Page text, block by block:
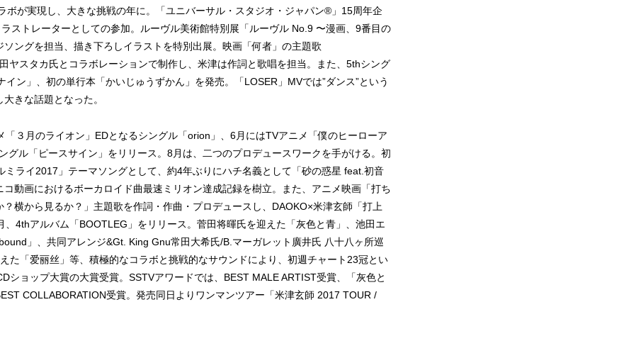
ボが実現し、大きな挑戦の年に。「ユニバーサル・スタジオ・ジャパン®︎」15周年企
ラストレーターとしての参加。ルーヴル美術館特別展「ルーヴル No.9 〜漫画、9番目の
ングを担当、描き下ろしイラストを特別出展。映画「何者」の主題歌
ヤスタカ氏とコラボレーションで制作し、米津は作詞と歌唱を担当。また、5thシング
イン」、初の単行本「かいじゅうずかん」を発売。「LOSER」MVでは”ダンス”という
きな話題となった。
「３月のライオン」EDとなるシングル「orion」、6月にはTVアニメ「僕のヒーローア
グル「ピースサイン」をリリース。8月は、二つのプロデュースワークを手がける。初
ミライ2017」テーマソングとして、約4年ぶりにハチ名義として「砂の惑星 feat.初音
コ動画におけるボーカロイド曲最速ミリオン達成記録を樹立。また、アニメ映画「打ち
？横から見るか？」主題歌を作詞・作曲・プロデュースし、DAOKO×米津玄師「打上
、4thアルバム「BOOTLEG」をリリース。菅田将暉氏を迎えた「灰色と青」、池田エ
」、共同アレンジ&Gt. King Gnu常田大希氏/B.マーガレット廣井氏 八十八ヶ所巡
た「爱丽丝」等、積極的なコラボと挑戦的なサウンドにより、初週チャート23冠とい
ショップ大賞の大賞受賞。SSTVアワードでは、BEST MALE ARTIST受賞、「灰色と
COLLABORATION受賞。発売同日よりワンマンツアー「米津玄師 2017 TOUR /